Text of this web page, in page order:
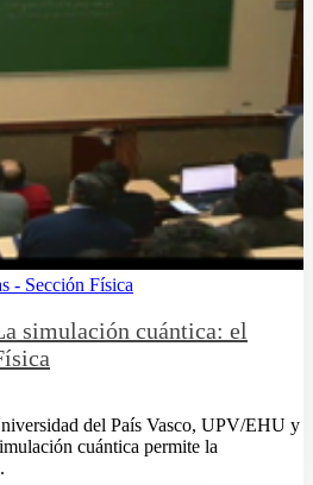
- Sección Física
simulación cuántica: el
del País Vasco, UPV/EHU y
cuántica permite la